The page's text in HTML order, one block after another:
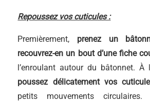
Repoussez vos cuticules :
Premièrement, prenez un
recouvrez-en un bout d’une fiche
l’enroulant autour du bâtonnet. À
poussez délicatement vos
petits mouvements circulaires.